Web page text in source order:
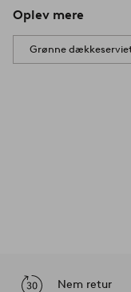
Oplev mere
Grønne
Nem retur